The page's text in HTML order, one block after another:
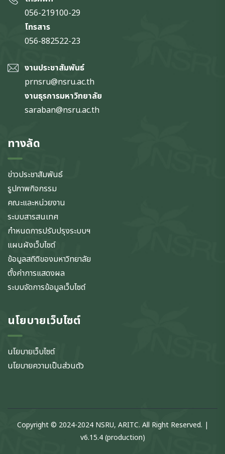
056-219100-29
โทรสาร
056-882522-23
งานประชาสัมพันธ์
prnsru@nsru.ac.th
งานธุรการมหาวิทยาลัย
saraban@nsru.ac.th
ทางลัด
ข่าวประชาสัมพันธ์
รูปภาพกิจกรรม
คณะและหน่วยงาน
ระบบสารสนเทศ
กำหนดการปรับปรุงระบบฯ
แผนผังเว็บไซต์
ข้อมูลสถิติของมหาวิทยาลัย
ตั้งค่าการแสดงผล
ระบบจัดการข้อมูลเว็บไซต์
นโยบายเว็บไซต์
นโยบายเว็บไซต์
นโยบายความเป็นส่วนตัว
Copyright © 2024-2024 NSRU, ARITC. All Right Reserved. |
v6.15.4 (production)